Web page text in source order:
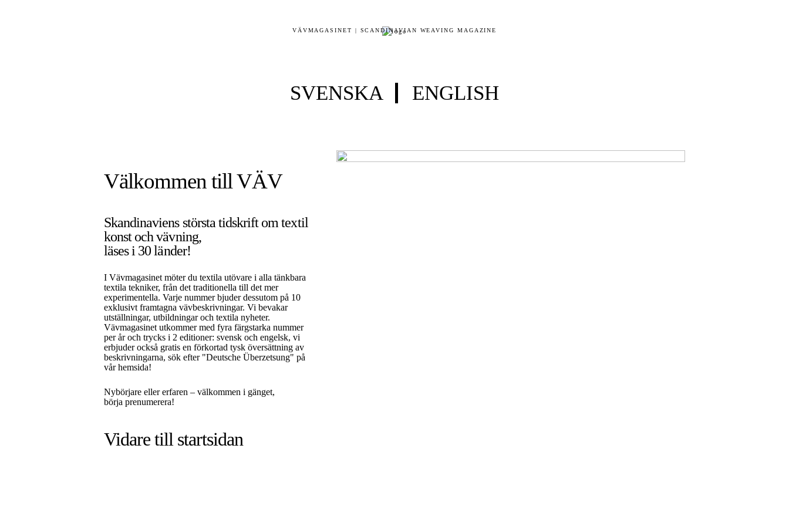
VÄVMAGASINET | SCANDINAVIAN WEAVING MAGAZINE
SVENSKA ENGLISH
Välkommen till VÄV
Skandinaviens största tidskrift om textil
konst och vävning,
läses i 30 länder!
I Vävmagasinet möter du textila utövare i alla tänkbara
textila tekniker, från det traditionella till det mer
experimentella. Varje nummer bjuder dessutom på 10
exklusivt framtagna vävbeskrivningar. Vi bevakar
utställningar, utbildningar och textila nyheter.
Vävmagasinet utkommer med fyra färgstarka nummer
per år och trycks i 2 editioner: svensk och engelsk, vi
erbjuder också gratis en förkortad tysk översättning av
beskrivningarna, sök efter "Deutsche Überzetsung" på
vår hemsida!
Nybörjare eller erfaren – välkommen i gänget,
börja prenumerera!
Vidare till startsidan